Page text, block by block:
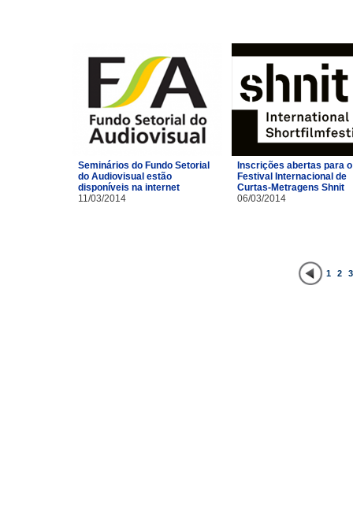
Seminários do Fundo Setorial
do Audiovisual estão
disponíveis na internet
11/03/2014
Inscrições abertas para o
Festival Internacional de
Curtas-Metragens Shnit
06/03/2014
1 2 3